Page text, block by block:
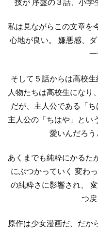
技が 序盤の３話、小学
私は見ながらこの文章を
心地が良い。
嫌悪感、ダ
一
そして５話からは高校生
人物たちは高校生になり
だが、主人公である「ち
主人公の「ちはや」とい
愛いんだろう
あくまでも純粋にかるた
にぶつかっていく 変わ
の純粋さに影響され、
つ戻
原作は少女漫画だ、だか